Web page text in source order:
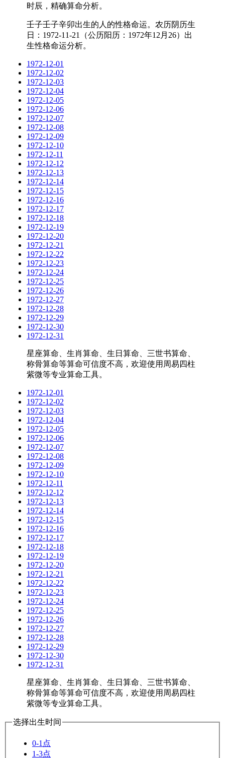
时辰，精确算命分析。
壬子壬子辛卯出生的人的性格命运。农历阴历生
日：1972-11-21（公历阳历：1972年12月26）出
生性格命运分析。
1972-12-01
1972-12-02
1972-12-03
1972-12-04
1972-12-05
1972-12-06
1972-12-07
1972-12-08
1972-12-09
1972-12-10
1972-12-11
1972-12-12
1972-12-13
1972-12-14
1972-12-15
1972-12-16
1972-12-17
1972-12-18
1972-12-19
1972-12-20
1972-12-21
1972-12-22
1972-12-23
1972-12-24
1972-12-25
1972-12-26
1972-12-27
1972-12-28
1972-12-29
1972-12-30
1972-12-31
星座算命、生肖算命、生日算命、三世书算命、
称骨算命等算命可信度不高，欢迎使用周易四柱
紫微等专业算命工具。
1972-12-01
1972-12-02
1972-12-03
1972-12-04
1972-12-05
1972-12-06
1972-12-07
1972-12-08
1972-12-09
1972-12-10
1972-12-11
1972-12-12
1972-12-13
1972-12-14
1972-12-15
1972-12-16
1972-12-17
1972-12-18
1972-12-19
1972-12-20
1972-12-21
1972-12-22
1972-12-23
1972-12-24
1972-12-25
1972-12-26
1972-12-27
1972-12-28
1972-12-29
1972-12-30
1972-12-31
星座算命、生肖算命、生日算命、三世书算命、
称骨算命等算命可信度不高，欢迎使用周易四柱
紫微等专业算命工具。
选择出生时间
0-1点
1-3点